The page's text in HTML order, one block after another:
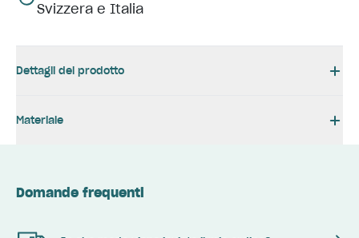
Svizzera e Italia
Dettagli del prodotto
Materiale
Domande frequenti